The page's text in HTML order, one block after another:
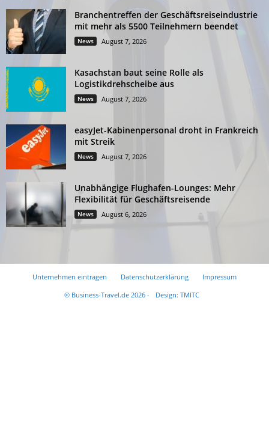
Branchentreffen der Geschäftsreiseindustrie
mit mehr als 5500 Teilnehmern beendet
News August 7, 2026
Kasachstan baut seine Rolle als
Logistikdrehscheibe aus
News August 7, 2026
easyJet-Kabinenpersonal droht in Frankreich
mit Streik
News August 7, 2026
Unabhängige Flughafen-Lounges: Mehr
Flexibilität für Geschäftsreisende
News August 6, 2026
Unternehmen eintragen Datenschutzerklärung
Impressum
© Business-Travel.de 2026 -
Design: TMITC